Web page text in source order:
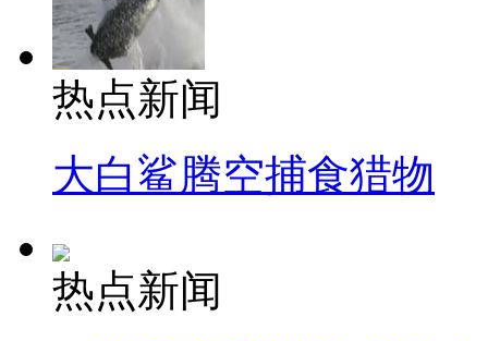
热点新闻
大白鲨腾空捕食猎物
热点新闻